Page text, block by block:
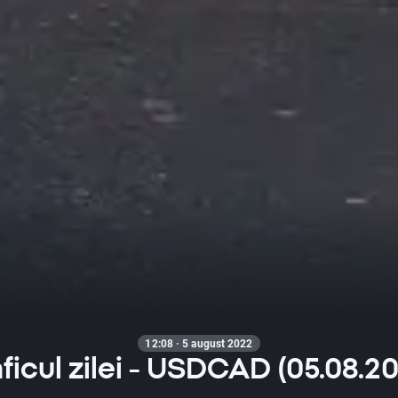
12:08 · 5 august 2022
zilei - USDCAD